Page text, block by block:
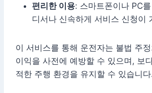
편리한 이용: 스마트폰이나 PC
디서나 신속하게 서비스 신청이
이 서비스를 통해 운전자는 불법 주
이익을 사전에 예방할 수 있으며, 보
적한 주행 환경을 유지할 수 있습니